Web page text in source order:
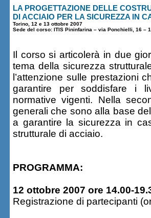
LA PROGETTAZIONE DELLE
DI ACCIAIO PER LA SICUREZZA IN
Torino, 12 e 13 ottobre 2007
Sede del corso: ITIS Pininfarina – via Ponchielli, 16 –
Il corso si articolerà in due
tema della sicurezza
l’attenzione sulle prestazioni
garantire per soddisfare i
normative vigenti. Nella
generali che sono alla base
a garantire la sicurezza in
strutturale di acciaio.
PROGRAMMA:
12 ottobre 2007 ore 14.00-
Registrazione di partecipanti